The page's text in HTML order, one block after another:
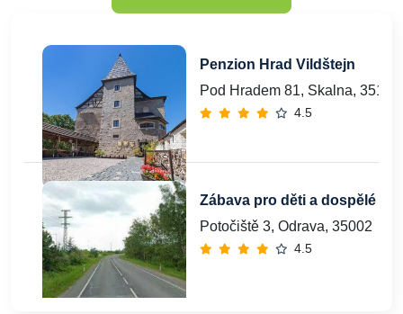
Penzion Hrad Vildštejn
Pod Hradem 81, Skalna, 35134
4.5
Zábava pro děti a dospělé
Potočiště 3, Odrava, 35002
4.5